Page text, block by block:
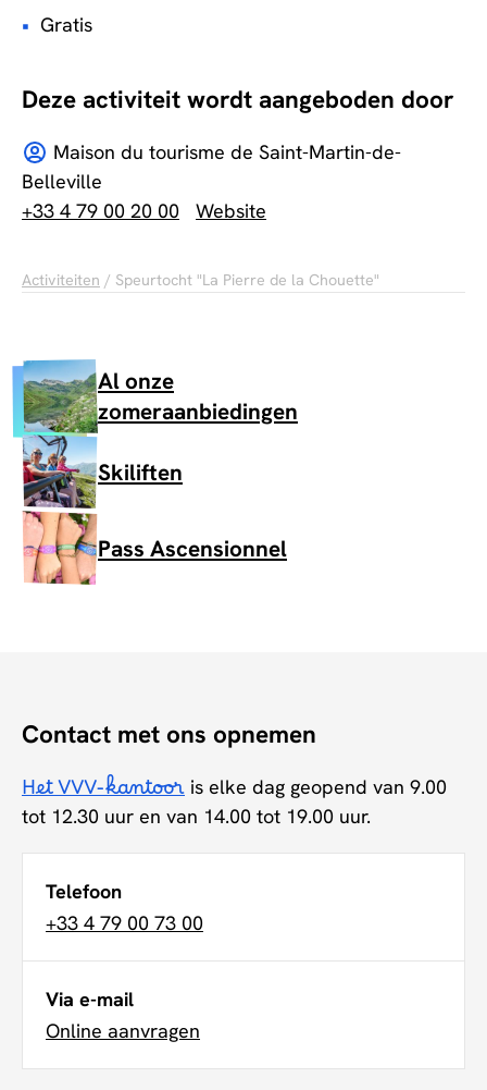
Gratis
Deze activiteit wordt aangeboden door
Maison du tourisme de Saint-Martin-de-
Belleville
+33 4 79 00 20 00
Website
Activiteiten / Speurtocht "La Pierre de la Chouette"
Al onze
zomeraanbiedingen
Skiliften
Pass Ascensionnel
Contact met ons opnemen
Het VVV-kantoor is elke dag geopend van 9.00
tot 12.30 uur en van 14.00 tot 19.00 uur.
Telefoon
+33 4 79 00 73 00
Via e-mail
Online aanvragen